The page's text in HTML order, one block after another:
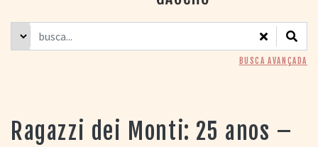
> GRADE SEMANAL
> PREÇOS E
DESCONTOS
CINEMA GAÚCHO
> APRESENTAÇÃO
BUSCA AVANÇADA
Ragazzi dei Monti: 25 anos –